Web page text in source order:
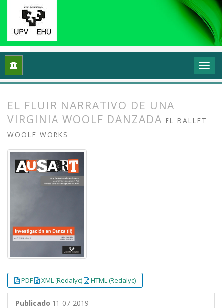
Inicio Vol. 7 Núm. 1 (2019): Investigación en danza
EL FLUIR NARRATIVO DE UNA
VIRGINIA WOOLF DANZADA EL BALLET
WOOLF WORKS
PDF XML (Redalyc) HTML (Redalyc)
Publicado 11-07-2019